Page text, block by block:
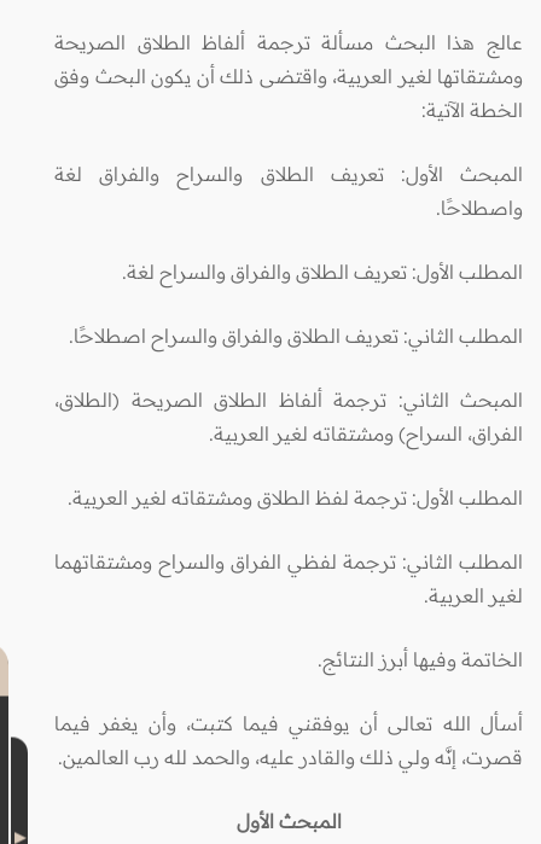
عالج هذا البحث مسألة ترجمة ألفاظ الطلاق الصريحة
ومشتقاتها لغير العربية، واقتضى ذلك أن يكون البحث وفق
الخطة الآتية:
المبحث الأول: تعريف الطلاق والسراح والفراق لغة
واصطلاحًا.
المطلب الأول: تعريف الطلاق والفراق والسراح لغة.
المطلب الثاني: تعريف الطلاق والفراق والسراح اصطلاحًا.
المبحث الثاني: ترجمة ألفاظ الطلاق الصريحة (الطلاق،
الفراق، السراح) ومشتقاته لغير العربية.
المطلب الأول: ترجمة لفظ الطلاق ومشتقاته لغير العربية.
المطلب الثاني: ترجمة لفظي الفراق والسراح ومشتقاتهما
لغير العربية.
الخاتمة وفيها أبرز النتائج.
أسأل الله تعالى أن يوفقني فيما كتبت، وأن يغفر فيما
قصرت، إنَّه ولي ذلك والقادر عليه، والحمد لله رب العالمين.
المبحث الأول